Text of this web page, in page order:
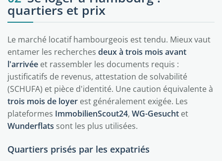
quartiers et prix
Le marché locatif hambourgeois est tendu. Mieux vaut
entamer les recherches deux à trois mois avant
l'arrivée et rassembler les documents requis :
justificatifs de revenus, attestation de solvabilité
(SCHUFA) et pièce d'identité. Une caution équivalente à
trois mois de loyer est généralement exigée. Les
plateformes ImmobilienScout24, WG-Gesucht et
Wunderflats sont les plus utilisées.
Quartiers prisés par les expatriés